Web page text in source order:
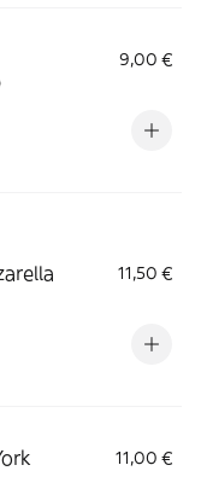
9,00 €
11,50 €
11,00 €